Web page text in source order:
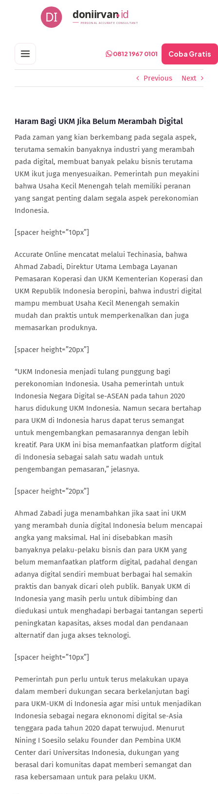
DI doniirvanid
PERSONAL ACCURATE CONSULTANT
0812 1967 0101 Coba Gratis
Previous Next
Haram Bagi UKM Jika Belum Merambah Digital
Pada zaman yang kian berkembang pada segala aspek,
terutama semakin banyaknya industri yang merambah
pada digital, membuat banyak pelaku bisnis terutama
UKM ikut juga menyesuaikan. Pemerintah pun meyakini
bahwa Usaha Kecil Menengah telah memiliki peranan
yang sangat penting dalam segala aspek perekonomian
Indonesia.
[spacer height=”10px”]
Accurate Online mencatat melalui Techinasia, bahwa
Ahmad Zabadi, Direktur Utama Lembaga Layanan
Pemasaran Koperasi dan UKM Kementerian Koperasi dan
UKM Republik Indonesia beropini, bahwa industri digital
mampu membuat Usaha Kecil Menengah semakin
mudah dan praktis untuk memperkenalkan dan juga
memasarkan produknya.
[spacer height=”20px”]
“UKM Indonesia menjadi tulang punggung bagi
perekonomian Indonesia. Usaha pemerintah untuk
Indonesia Negara Digital se-ASEAN pada tahun 2020
harus didukung UKM Indonesia. Namun secara bertahap
para UKM di Indonesia harus dapat terus semangat
untuk mengembangkan pemasarannya dengan lebih
kreatif. Para UKM ini bisa memanfaatkan platform digital
di Indonesia sebagai salah satu wadah untuk
pengembangan pemasaran,” jelasnya.
[spacer height=”20px”]
Ahmad Zabadi juga menambahkan jika saat ini UKM
yang merambah dunia digital Indonesia belum mencapai
angka yang maksimal. Hal ini disebabkan masih
banyaknya pelaku-pelaku bisnis dan para UKM yang
belum memanfaatkan platform digital, padahal dengan
adanya digital sendiri membuat berbagai hal semakin
praktis dan banyak dicari oleh publik. Banyak UKM di
Indonesia yang masih perlu untuk dibimbing dan
diedukasi untuk menghadapi berbagai tantangan seperti
peningkatan kapasitas, akses modal dan pendanaan
alternatif dan juga akses teknologi.
[spacer height=”10px”]
Pemerintah pun perlu untuk terus melakukan upaya
dalam memberi dukungan secara berkelanjutan bagi
para UKM-UKM di Indonesia agar misi untuk menjadikan
Indonesia sebagai negara eknonomi digital se-Asia
tenggara pada tahun 2020 dapat terwujud. Menurut
Nining I Soesilo selaku Founder dan Pembina UKM
Center dari Universitas Indonesia, dukungan yang
berasal dari komunitas dapat memberi semangat dan
rasa kebersamaan untuk para pelaku UKM.